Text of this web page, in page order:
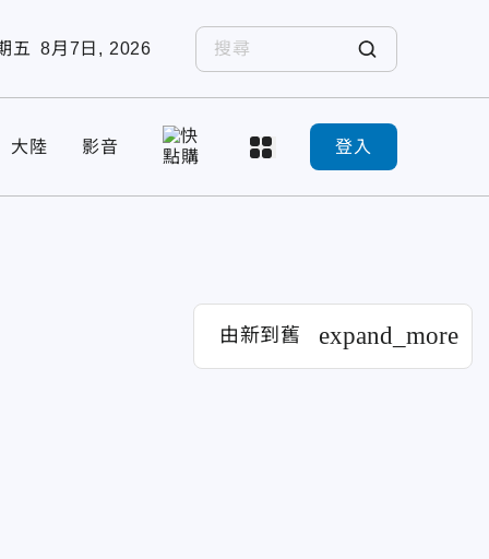
五 8月7日, 2026
大陸 影音 登入
由新到舊 expand_more